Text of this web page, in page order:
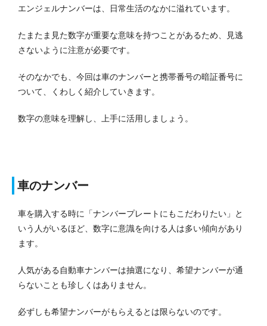
エンジェルナンバーは、日常生活のなかに溢れています。
たまたま見た数字が重要な意味を持つことがあるため、見逃
さないように注意が必要です。
そのなかでも、今回は車のナンバーと携帯番号の暗証番号に
ついて、くわしく紹介していきます。
数字の意味を理解し、上手に活用しましょう。
車のナンバー
車を購入する時に「ナンバープレートにもこだわりたい」と
いう人がいるほど、数字に意識を向ける人は多い傾向があり
ます。
人気がある自動車ナンバーは抽選になり、希望ナンバーが通
らないことも珍しくはありません。
必ずしも希望ナンバーがもらえるとは限らないのです。